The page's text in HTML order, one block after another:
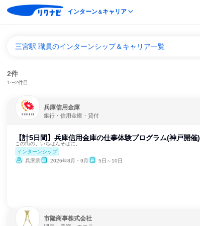
インターン＆キャリア
三宮駅 職員のインターンシップ＆キャリア一覧
2件
1〜2件目
兵庫信用金庫
銀行・信用金庫・貸付
【計5日間】兵庫信用金庫の仕事体験プログラム(神戸開催)
この街の、いちばんそばに。
インターンシップ
兵庫県
2026年8月・9月 5日～10日
市隆商事株式会社